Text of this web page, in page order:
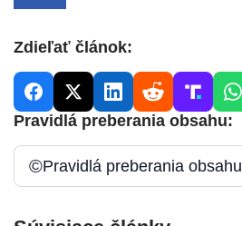
Zdieľať článok:
Pravidlá preberania obsahu:
©Pravidlá preberania obsahu